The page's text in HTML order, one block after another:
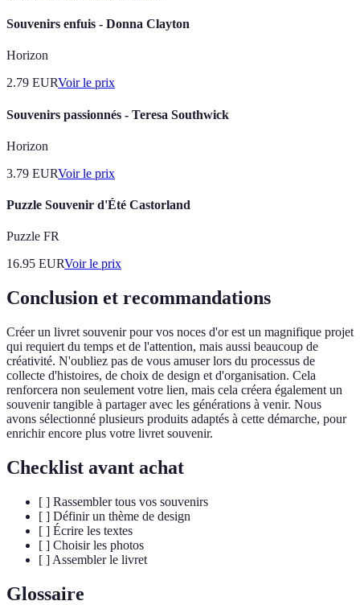
Souvenirs enfuis - Donna Clayton
Horizon
2.79 EURVoir le prix
Souvenirs passionnés - Teresa Southwick
Horizon
3.79 EURVoir le prix
Puzzle Souvenir d'Été Castorland
Puzzle FR
16.95 EURVoir le prix
Conclusion et recommandations
Créer un livret souvenir pour vos noces d'or est un magnifique projet
qui requiert du temps et de l'attention, mais aussi beaucoup de
créativité. N'oubliez pas de vous amuser lors du processus de
collecte d'histoires, de choix de design et d'organisation. Cela
renforcera non seulement votre lien, mais cela créera également un
souvenir tangible à partager avec les générations à venir. Nous
avons sélectionné plusieurs produits adaptés à cette démarche, pour
enrichir encore plus votre livret souvenir.
Checklist avant achat
[ ] Rassembler tous vos souvenirs
[ ] Définir un thème de design
[ ] Écrire les textes
[ ] Choisir les photos
[ ] Assembler le livret
Glossaire